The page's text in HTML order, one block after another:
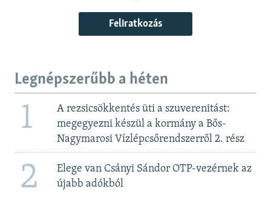
Feliratkozás
Legnépszerűbb a héten
1
A rezsicsökkentés üti a szuverenitást:
megegyezni készül a kormány a Bős-
Nagymarosi Vízlépcsőrendszerről 2. rész
2
Elege van Csányi Sándor OTP-vezérnek az
újabb adókból